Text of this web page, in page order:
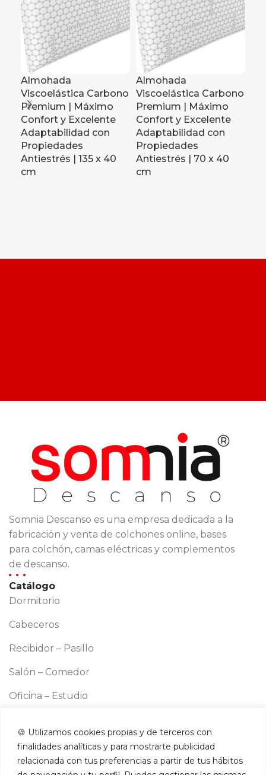
🍪 Utilizamos cookies propias y de terceros con
finalidades analíticas y para mostrarte publicidad
relacionada con tus preferencias a partir de tus hábitos
Almohada
Viscoelástica Carbono
Premium | Máximo
Confort y Excelente
Adaptabilidad con
Propiedades
Antiestrés | 135 x 40
cm
Almohada
Viscoelástica Carbono
Premium | Máximo
Confort y Excelente
Adaptabilidad con
Propiedades
Antiestrés | 70 x 40
cm
Somnia Descanso es una empresa dedicada a la
fabricación y venta de colchones online, bases
para colchón, camas eléctricas y complementos
de descanso.
Catálogo
Dormitorio
Cabeceros
Recibidor – Pasillo
Salón – Comedor
Oficina – Estudio
Información
Aviso legal